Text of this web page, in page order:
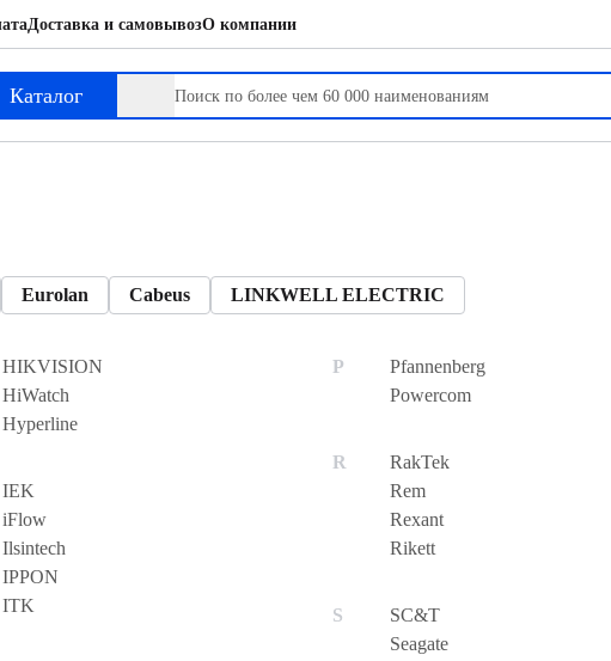
Доставка и самовывозО компании
Каталог
Eurolan Cabeus LINKWELL ELECTRIC
HIKVISION
HiWatch
Hyperline
IEK
iFlow
Ilsintech
IPPON
ITK
Pfannenberg
Powercom
RakTek
Rem
Rexant
Rikett
SC&T
Seagate